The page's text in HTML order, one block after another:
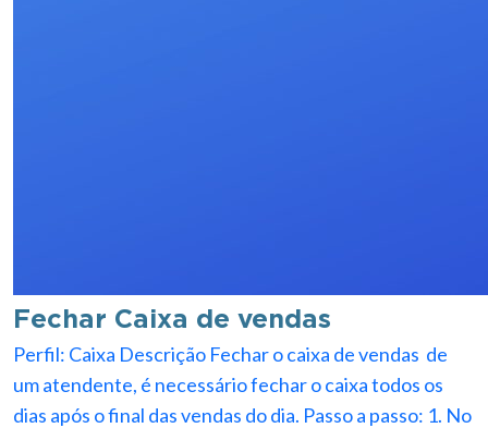
Fechar Caixa de vendas
Perfil: Caixa Descrição Fechar o caixa de vendas de
um atendente, é necessário fechar o caixa todos os
dias após o final das vendas do dia. Passo a passo: 1. No